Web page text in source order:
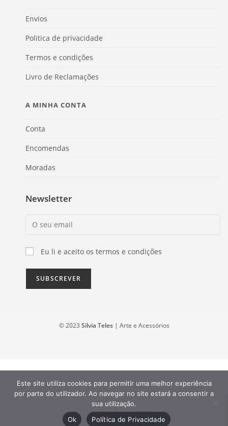
Envios
Politica de privacidade
Termos e condições
Livro de Reclamações
A MINHA CONTA
Conta
Encomendas
Moradas
Newsletter
Eu li e aceito os termos e condições
© 2023 Silvia Teles| Arte e Acessórios
Este site utiliza cookies para permitir uma melhor experiência
por parte do utilizador. Ao navegar no site estará a consentir a
sua utilização.
Ok
Política de Privacidade